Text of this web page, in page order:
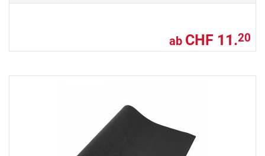
ab CHF 11.20